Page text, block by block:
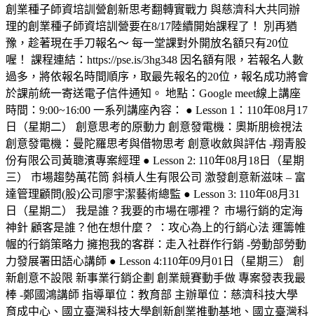
創業種子師資培訓營創新思考翻轉實戰力 與慈濟科大共同辦
理的創業種子師資培訓營要在8/17陸續開始課程了！ 別再猶
豫，趁著現在手刀報名～ 每一堂課對外開放名額只有20位
喔！ 課程連結：https://pse.is/3hg348 因名額有限，若報名人數
過多，將依報名時間順序，取最先報名的20位，報名成功將會
於課前統一寄送電子信件通知。 地點：Google meet線上講座
時間：9:00~16:00 一系列講座內容： ● Lesson 1：110年08月17
日（星期二） 創意思考的原動力 創意發電機：奧斯朋檢視法
創意發電機：曼陀羅思考與借物思考 創意收斂與評估 -翔青股
份有限公司黃聰濱專案經理 ● Lesson 2: 110年08月18日（星期
三） 市場趨勢萬花筒 斜槓人生有限公司 激發創意新滋味 – 富
達管理顧問(股)公司廖宇潔藝術總監 ● Lesson 3: 110年08月31
日（星期二） 我是誰？我要的市場在哪裡？ 市場行銷的定海
神針 顧客是誰？他在想什麼？ ：攻心為上的行銷心法 運籌帷
幄的行銷策略力 擁抱我的客群：走入社群作行銷 -勞動部勞動
力發展署田語心講師 ● Lesson 4:110年09月01日（星期三） 創
新創意不設限 新事業行銷企劃 創業競賽動手做 專案發表我最
棒 -鄭國鴻講師 指導單位：教育部 主辦單位：慈濟科技大學
育成中心、國立臺灣科技大學創新創業推動基地、國立臺灣科